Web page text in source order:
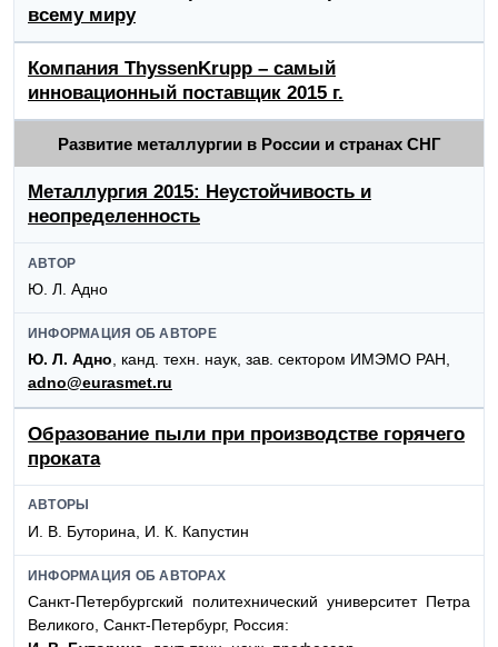
всему миру
Компания ThyssenKrupp – самый
инновационный поставщик 2015 г.
Развитие металлургии в России и странах СНГ
Металлургия 2015: Неустойчивость и
неопределенность
АВТОР
Ю. Л. Адно
ИНФОРМАЦИЯ ОБ АВТОРЕ
Ю. Л. Адно, канд. техн. наук, зав. сектором ИМЭМО РАН,
adno@eurasmet.ru
Образование пыли при производстве горячего
проката
АВТОРЫ
И. В. Буторина, И. К. Капустин
ИНФОРМАЦИЯ ОБ АВТОРАХ
Санкт-Петербургский политехнический университет Петра
Великого, Санкт-Петербург, Россия: